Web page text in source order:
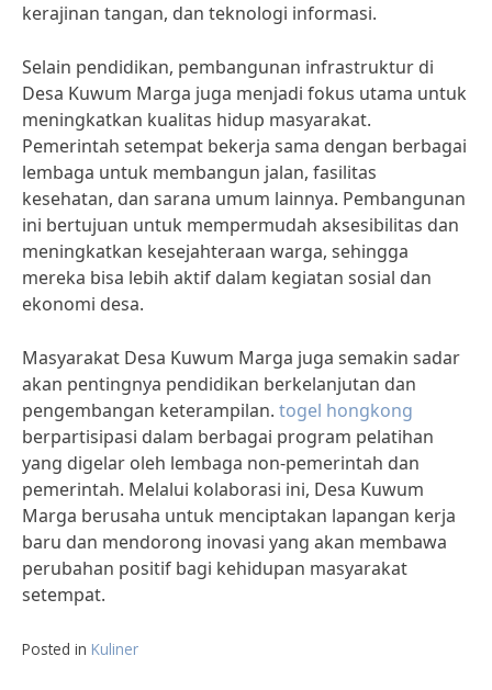
kerajinan tangan, dan teknologi informasi.
Selain pendidikan, pembangunan infrastruktur di
Desa Kuwum Marga juga menjadi fokus utama untuk
meningkatkan kualitas hidup masyarakat.
Pemerintah setempat bekerja sama dengan berbagai
lembaga untuk membangun jalan, fasilitas
kesehatan, dan sarana umum lainnya. Pembangunan
ini bertujuan untuk mempermudah aksesibilitas dan
meningkatkan kesejahteraan warga, sehingga
mereka bisa lebih aktif dalam kegiatan sosial dan
ekonomi desa.
Masyarakat Desa Kuwum Marga juga semakin sadar
akan pentingnya pendidikan berkelanjutan dan
pengembangan keterampilan. togel hongkong
berpartisipasi dalam berbagai program pelatihan
yang digelar oleh lembaga non-pemerintah dan
pemerintah. Melalui kolaborasi ini, Desa Kuwum
Marga berusaha untuk menciptakan lapangan kerja
baru dan mendorong inovasi yang akan membawa
perubahan positif bagi kehidupan masyarakat
setempat.
Posted in Kuliner